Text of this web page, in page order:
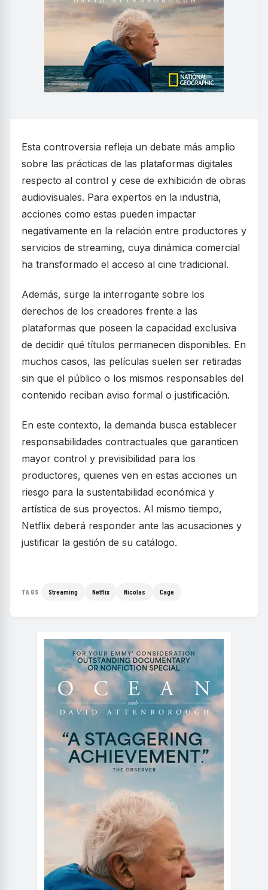
Esta controversia refleja un debate más amplio
sobre las prácticas de las plataformas digitales
respecto al control y cese de exhibición de obras
audiovisuales. Para expertos en la industria,
acciones como estas pueden impactar
negativamente en la relación entre productores y
servicios de streaming, cuya dinámica comercial
ha transformado el acceso al cine tradicional.
Además, surge la interrogante sobre los
derechos de los creadores frente a las
plataformas que poseen la capacidad exclusiva
de decidir qué títulos permanecen disponibles. En
muchos casos, las películas suelen ser retiradas
sin que el público o los mismos responsables del
contenido reciban aviso formal o justificación.
En este contexto, la demanda busca establecer
responsabilidades contractuales que garanticen
mayor control y previsibilidad para los
productores, quienes ven en estas acciones un
riesgo para la sustentabilidad económica y
artística de sus proyectos. Al mismo tiempo,
Netflix deberá responder ante las acusaciones y
justificar la gestión de su catálogo.
TAGS Streaming Netflix Nicolas Cage